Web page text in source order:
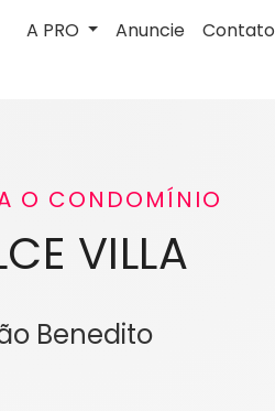
A PRO Anuncie Contato
O CONDOMÍNIO
VILLA
Benedito